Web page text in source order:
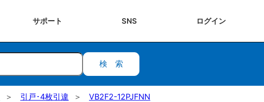
サポート SNS ログイン
検索
引戸･4枚引違 VB2F2-12PJFNN